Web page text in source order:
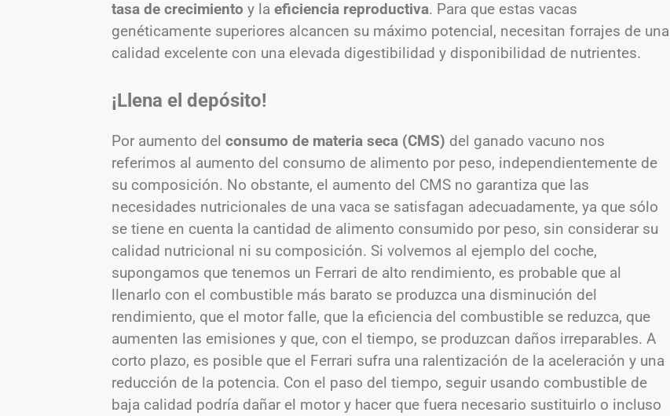
tasa de crecimiento y la eficiencia reproductiva. Para que estas vacas
genéticamente superiores alcancen su máximo potencial, necesitan forrajes de una
calidad excelente con una elevada digestibilidad y disponibilidad de nutrientes.
¡Llena el depósito!
Por aumento del consumo de materia seca (CMS) del ganado vacuno nos
referimos al aumento del consumo de alimento por peso, independientemente de
su composición. No obstante, el aumento del CMS no garantiza que las
necesidades nutricionales de una vaca se satisfagan adecuadamente, ya que sólo
se tiene en cuenta la cantidad de alimento consumido por peso, sin considerar su
calidad nutricional ni su composición. Si volvemos al ejemplo del coche,
supongamos que tenemos un Ferrari de alto rendimiento, es probable que al
llenarlo con el combustible más barato se produzca una disminución del
rendimiento, que el motor falle, que la eficiencia del combustible se reduzca, que
aumenten las emisiones y que, con el tiempo, se produzcan daños irreparables. A
corto plazo, es posible que el Ferrari sufra una ralentización de la aceleración y una
reducción de la potencia. Con el paso del tiempo, seguir usando combustible de
baja calidad podría dañar el motor y hacer que fuera necesario sustituirlo o incluso